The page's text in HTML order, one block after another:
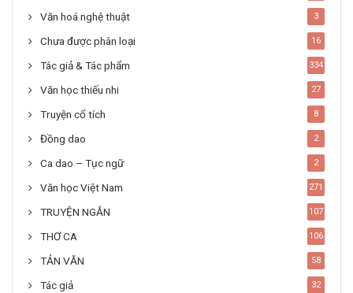
Văn hoá nghệ thuật 3
Chưa được phân loại 16
Tác giả & Tác phẩm 334
Văn học thiếu nhi 27
Truyện cổ tích 8
Đồng dao 2
Ca dao – Tục ngữ 2
Văn học Việt Nam 271
TRUYỆN NGẮN 107
THƠ CA 106
TẢN VĂN 58
Tác giả 32